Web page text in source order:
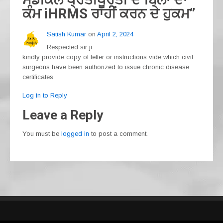
ਕੰਮ iHRMS ਰਾਹੀਂ ਕਰਨ ਦੇ ਹੁਕਮ”
Satish Kumar on April 2, 2024
Respected sir ji
kindly provide copy of letter or instructions vide which civil
surgeons have been authorized to issue chronic disease
certificates
Log in to Reply
Leave a Reply
You must be logged in to post a comment.